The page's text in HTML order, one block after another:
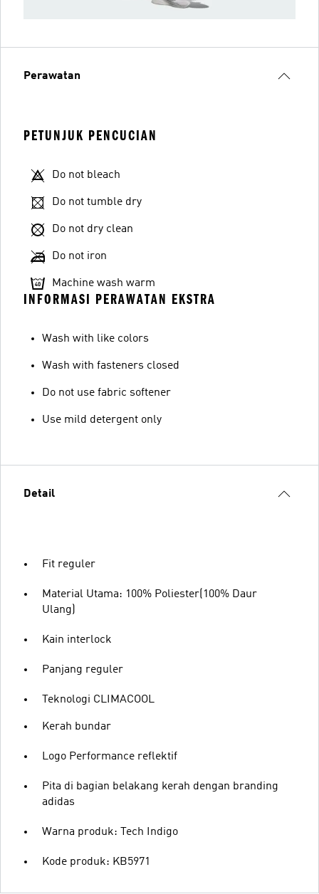
Perawatan
PETUNJUK PENCUCIAN
Do not bleach
Do not tumble dry
Do not dry clean
Do not iron
Machine wash warm
INFORMASI PERAWATAN EKSTRA
Wash with like colors
Wash with fasteners closed
Do not use fabric softener
Use mild detergent only
Detail
Fit reguler
Material Utama: 100% Poliester(100% Daur
Ulang)
Kain interlock
Panjang reguler
Teknologi CLIMACOOL
Kerah bundar
Logo Performance reflektif
Pita di bagian belakang kerah dengan branding
adidas
Warna produk: Tech Indigo
Kode produk: KB5971